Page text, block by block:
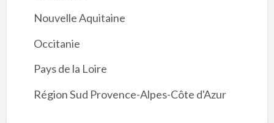
Nouvelle Aquitaine
Occitanie
Pays de la Loire
Région Sud Provence-Alpes-Côte d'Azur